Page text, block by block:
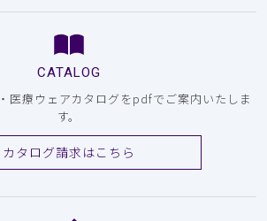
CATALOG
医療ウェアカタログをpdfでご案内いたしま
す。
カタログ請求はこちら